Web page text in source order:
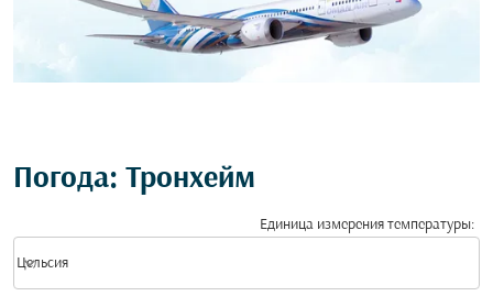
Погода: Тронхейм
Единица измерения температуры:
Цельсия
keyboard_arrow_down